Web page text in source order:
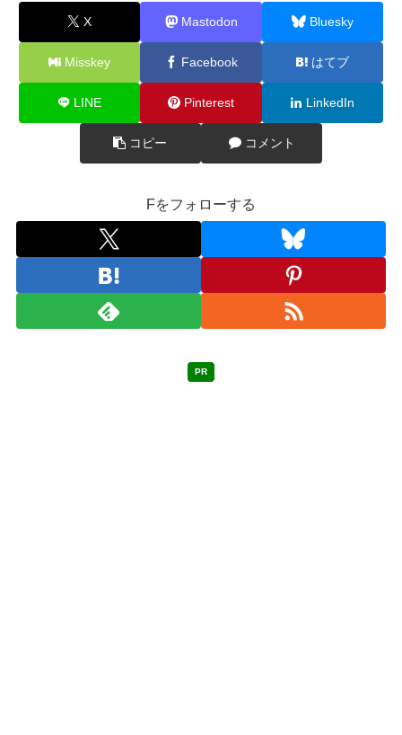
X Mastodon Bluesky
Misskey Facebook はてブ
LINE Pinterest LinkedIn
コピー コメント
Fをフォローする
PR